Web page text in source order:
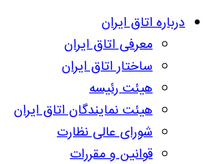
درباره اتاق ایران
معرفی اتاق ایران
ساختار اتاق ایران
هیئت رئیسه
هیئت نمایندگان اتاق ایران
شورای عالی نظارت
قوانین و مقررات